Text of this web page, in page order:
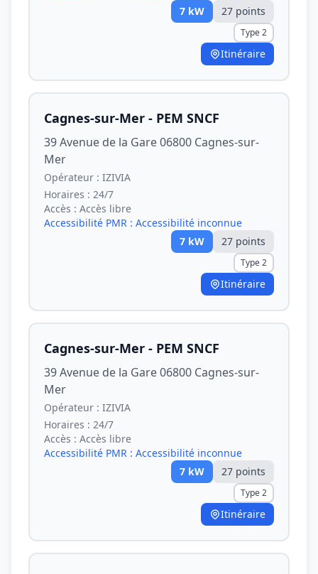
7 kW 27 points
Type 2
Itinéraire
Cagnes-sur-Mer - PEM SNCF
39 Avenue de la Gare 06800 Cagnes-sur-
Mer
Opérateur : IZIVIA
Horaires : 24/7
Accès : Accès libre
Accessibilité PMR : Accessibilité inconnue
7 kW 27 points
Type 2
Itinéraire
Cagnes-sur-Mer - PEM SNCF
39 Avenue de la Gare 06800 Cagnes-sur-
Mer
Opérateur : IZIVIA
Horaires : 24/7
Accès : Accès libre
Accessibilité PMR : Accessibilité inconnue
7 kW 27 points
Type 2
Itinéraire